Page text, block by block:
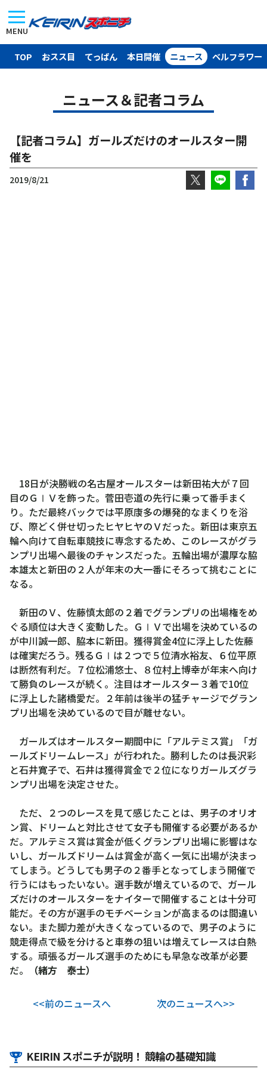
MENU
TOP おスス目 てっぱん 本日開催 ニュース ベルフラワー
ニュース＆記者コラム
【記者コラム】ガールズだけのオールスター開
催を
2019/8/21
18日が決勝戦の名古屋オールスターは新田祐大が７回
目のＧⅠＶを飾った。菅田壱道の先行に乗って番手まく
り。ただ最終バックでは平原康多の爆発的なまくりを浴
び、際どく併せ切ったヒヤヒヤのＶだった。新田は東京五
輪へ向けて自転車競技に専念するため、このレースがグラ
ンプリ出場へ最後のチャンスだった。五輪出場が濃厚な脇
本雄太と新田の２人が年末の大一番にそろって挑むことに
なる。
新田のＶ、佐藤慎太郎の２着でグランプリの出場権をめ
ぐる順位は大きく変動した。ＧⅠＶで出場を決めているの
が中川誠一郎、脇本に新田。獲得賞金4位に浮上した佐藤
は確実だろう。残るＧⅠは２つで５位清水裕友、６位平原
は断然有利だ。７位松浦悠士、８位村上博幸が年末へ向け
て勝負のレースが続く。注目はオールスター３着で10位
に浮上した諸橋愛だ。２年前は後半の猛チャージでグラン
プリ出場を決めているので目が離せない。
ガールズはオールスター期間中に「アルテミス賞」「ガ
ールズドリームレース」が行われた。勝利したのは長沢彩
と石井寛子で、石井は獲得賞金で２位になりガールズグラ
ンプリ出場を決定させた。
ただ、２つのレースを見て感じたことは、男子のオリオ
ン賞、ドリームと対比させて女子も開催する必要があるか
だ。アルテミス賞は賞金が低くグランプリ出場に影響はな
いし、ガールズドリームは賞金が高く一気に出場が決まっ
てしまう。どうしても男子の２番手となってしまう開催で
行うにはもったいない。選手数が増えているので、ガール
ズだけのオールスターをナイターで開催することは十分可
能だ。その方が選手のモチベーションが高まるのは間違い
ない。また脚力差が大きくなっているので、男子のように
競走得点で級を分けると車券の狙いは増えてレースは白熱
する。頑張るガールズ選手のためにも早急な改革が必要
だ。
（緒方 泰士）
<<前のニュースへ 次のニュースへ>>
KEIRIN スポニチが説明！ 競輪の基礎知識